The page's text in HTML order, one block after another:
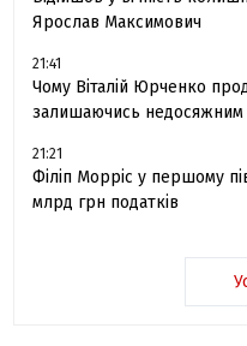
Ярослав Максимович
21:41
Чому Віталій Юрченко
залишаючись недосяжним
21:21
Філіп Морріс у першому
млрд грн податків